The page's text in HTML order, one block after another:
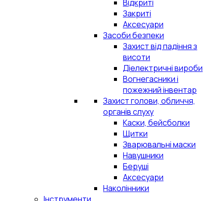
Відкриті
Закриті
Аксесуари
Засоби безпеки
Захист від падіння з
висоти
Діелектричні вироби
Вогнегасники і
пожежний інвентар
Захист голови, обличчя,
органів слуху
Каски, бейсболки
Щитки
Зварювальні маски
Навушники
Беруші
Аксесуари
Наколінники